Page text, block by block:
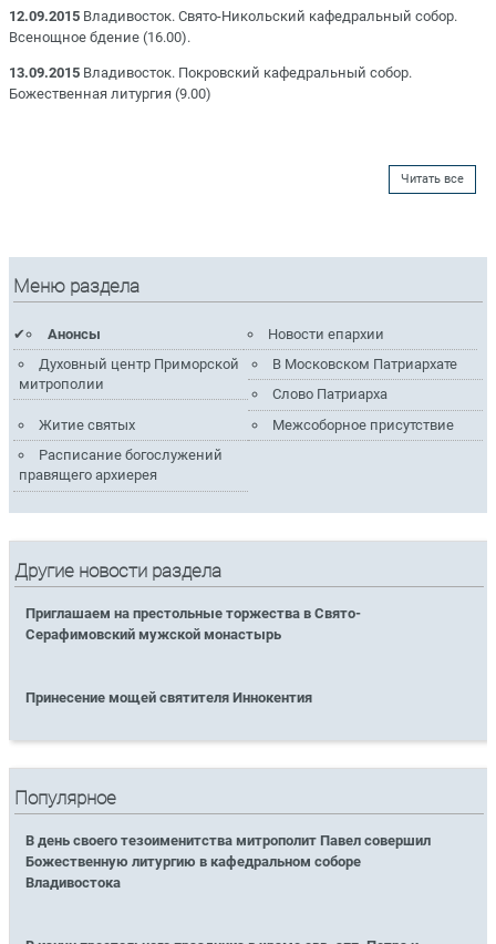
12.09.2015 Владивосток. Свято-Никольский кафедральный собор.
Всенощное бдение (16.00).
13.09.2015 Владивосток. Покровский кафедральный собор.
Божественная литургия (9.00)
Читать все
Меню раздела
Анонсы
Новости епархии
Духовный центр Приморской
митрополии
В Московском Патриархате
Слово Патриарха
Житие святых
Межсоборное присутствие
Расписание богослужений
правящего архиерея
Другие новости раздела
Приглашаем на престольные торжества в Свято-
Серафимовский мужской монастырь
Принесение мощей святителя Иннокентия
Популярное
В день своего тезоименитства митрополит Павел совершил
Божественную литургию в кафедральном соборе
Владивостока